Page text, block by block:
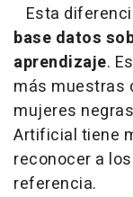
Esta
base datos
aprendizaje.
más muestras
mujeres
Artificial tiene
reconocer a
referencia.